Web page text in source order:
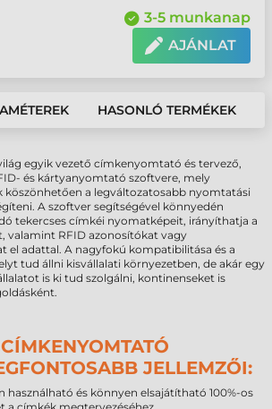
3-5 munkanap
AJÁNLAT
HASONLÓ TERMÉKEK
egyik vezető címkenyomtató és tervező,
és kártyanyomtató szoftvere, mely
köszönhetően a legváltozatosabb nyomtatási
A szoftver segítségével könnyedén
tekercses címkéi nyomatképeit, irányíthatja a
valamint RFID azonosítókat vagy
el adattal. A nagyfokú kompatibilitása és a
tud állni kisvállalati környezetben, de akár egy
is ki tud szolgálni, kontinenseket is
JELLEMZŐI:
használható és könnyen elsajátítható 100%-os